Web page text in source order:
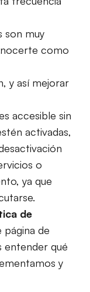
son muy
como
y así mejorar
accesible sin
activadas,
o
ya que
de
página de
entender qué
y